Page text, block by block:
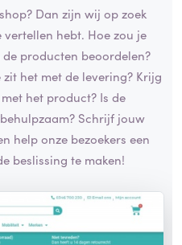
Dan zijn wij op zoek
hebt. Hoe zou je
producten beoordelen?
het met de levering? Krijg
het product? Is de
Schrijf jouw
help onze bezoekers een
beslissing te maken!